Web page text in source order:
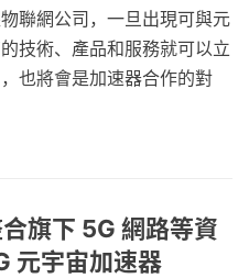
聯網公司，一旦出現可與元
技術、產品和服務就可以立
也將會是加速器合作的對
旗下 5G 網路等資
元宇宙加速器